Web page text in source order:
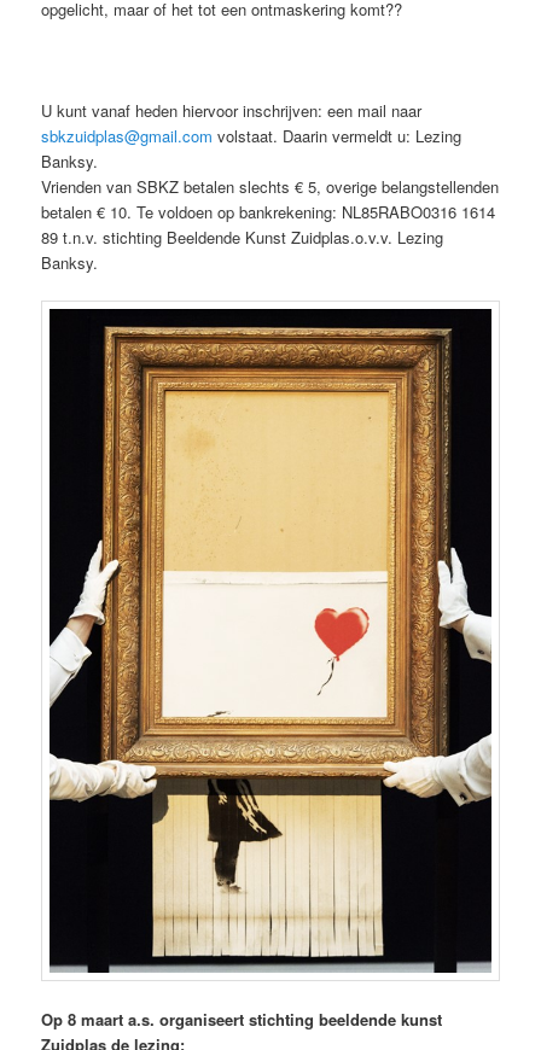
opgelicht, maar of het tot een ontmaskering komt??
U kunt vanaf heden hiervoor inschrijven: een mail naar
sbkzuidplas@gmail.com volstaat. Daarin vermeldt u: Lezing
Banksy.
Vrienden van SBKZ betalen slechts € 5, overige belangstellenden
betalen € 10. Te voldoen op bankrekening: NL85RABO0316 1614
89 t.n.v. stichting Beeldende Kunst Zuidplas.o.v.v. Lezing
Banksy.
Op 8 maart a.s. organiseert stichting beeldende kunst
Zuidplas de lezing: